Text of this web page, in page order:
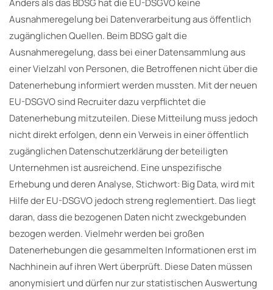
Ausnahmeregelung bei Datenverarbeitung aus öffentlich
zugänglichen Quellen. Beim BDSG galt die
Ausnahmeregelung, dass bei einer Datensammlung aus
einer Vielzahl von Personen, die Betroffenen nicht über die
Datenerhebung informiert werden mussten. Mit der neuen
EU-DSGVO sind Recruiter dazu verpflichtet die
Datenerhebung mitzuteilen. Diese Mitteilung muss jedoch
nicht direkt erfolgen, denn ein Verweis in einer öffentlich
zugänglichen Datenschutzerklärung der beteiligten
Unternehmen ist ausreichend. Eine unspezifische
Erhebung und deren Analyse, Stichwort: Big Data, wird mit
Hilfe der EU-DSGVO jedoch streng reglementiert. Das liegt
daran, dass die bezogenen Daten nicht zweckgebunden
bezogen werden. Vielmehr werden bei großen
Datenerhebungen die gesammelten Informationen erst im
Nachhinein auf ihren Wert überprüft. Diese Daten müssen
anonymisiert und dürfen nur zur statistischen Auswertung